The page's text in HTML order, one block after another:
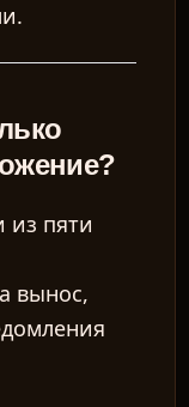
из пяти
вынос,